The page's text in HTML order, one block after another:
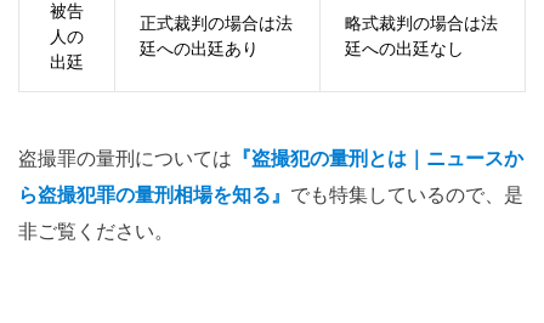
被告
人の
出廷
正式裁判の場合は法
廷への出廷あり
略式裁判の場合は法
廷への出廷なし
盗撮罪の量刑については 『盗撮犯の量刑とは｜ニュースか
ら盗撮犯罪の量刑相場を知る』 でも特集しているので、是
非ご覧ください。